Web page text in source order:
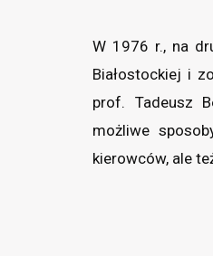
W 1976 r., na
Białostockiej i
prof. Tadeusz
możliwe
kierowców, ale